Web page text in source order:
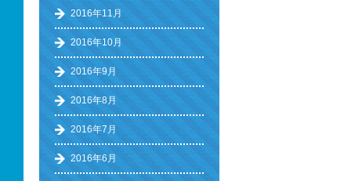
2016年11月
2016年10月
2016年9月
2016年8月
2016年7月
2016年6月